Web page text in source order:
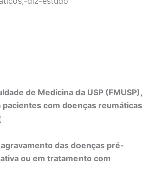
de Medicina da USP (FMUSP),
com doenças reumáticas
das doenças pré-
ou em tratamento com